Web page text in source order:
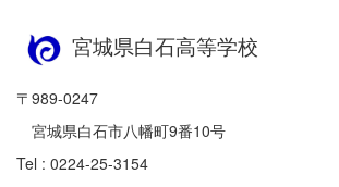
宮城県白石高等学校
〒989-0247
宮城県白石市八幡町9番10号
Tel : 0224-25-3154